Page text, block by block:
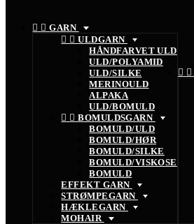
  GARN
  ULDGARN
HÅNDFARVET ULD
ULD/POLYAMID
ULD/SILKE
MERINOULD
ALPAKA
ULD/BOMULD
  BOMULDSGARN
BOMULD/ULD
BOMULD/HØR
BOMULD/SILKE
BOMULD/VISKOSE
BOMULD
EFFEKT GARN
STRØMPEGARN
HÆKLEGARN
MOHAIR
 